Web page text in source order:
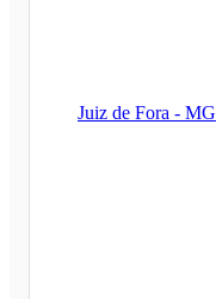
Juiz de Fora - MG